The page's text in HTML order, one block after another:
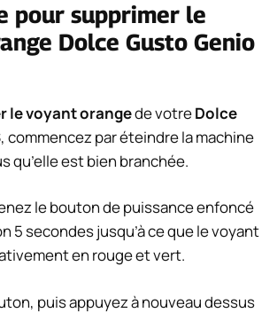
pour supprimer le
Dolce Gusto Genio
le voyant orangede votreDolce
, commencez par éteindre la machine
qu’elle est bien branchée.
le bouton de puissance enfoncé
5 secondes jusqu’à ce que le voyant
en rouge et vert.
puis appuyez à nouveau dessus